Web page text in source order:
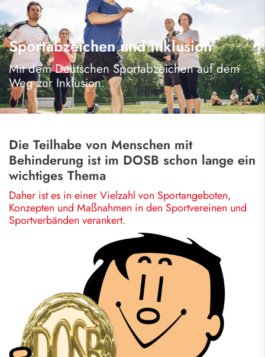
Sportabzeichen und Inklusion
Mit dem Deutschen Sportabzeichen auf dem
Weg zur Inklusion.
Die Teilhabe von Menschen mit
Behinderung ist im DOSB schon lange ein
wichtiges Thema
Daher ist es in einer Vielzahl von Sportangeboten,
Konzepten und Maßnahmen in den Sportvereinen und
Sportverbänden verankert.